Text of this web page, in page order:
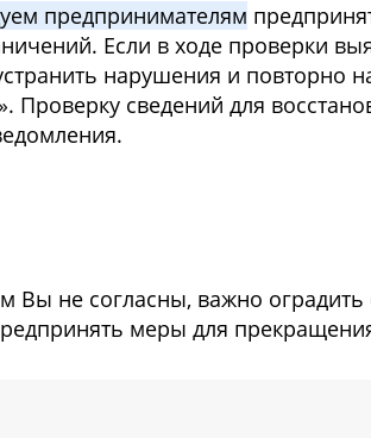
предпринимателям
Если в ходе проверки
нарушения и повторно
сведений для
Вы не согласны, важно
меры для